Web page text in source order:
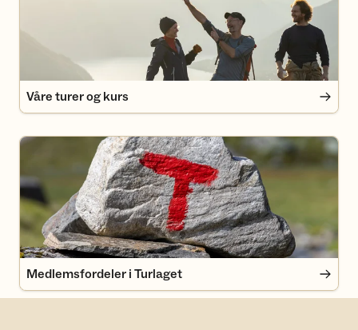
Våre turer og kurs
Medlemsfordeler i Turlaget
Medlemsfordeler i Turlaget